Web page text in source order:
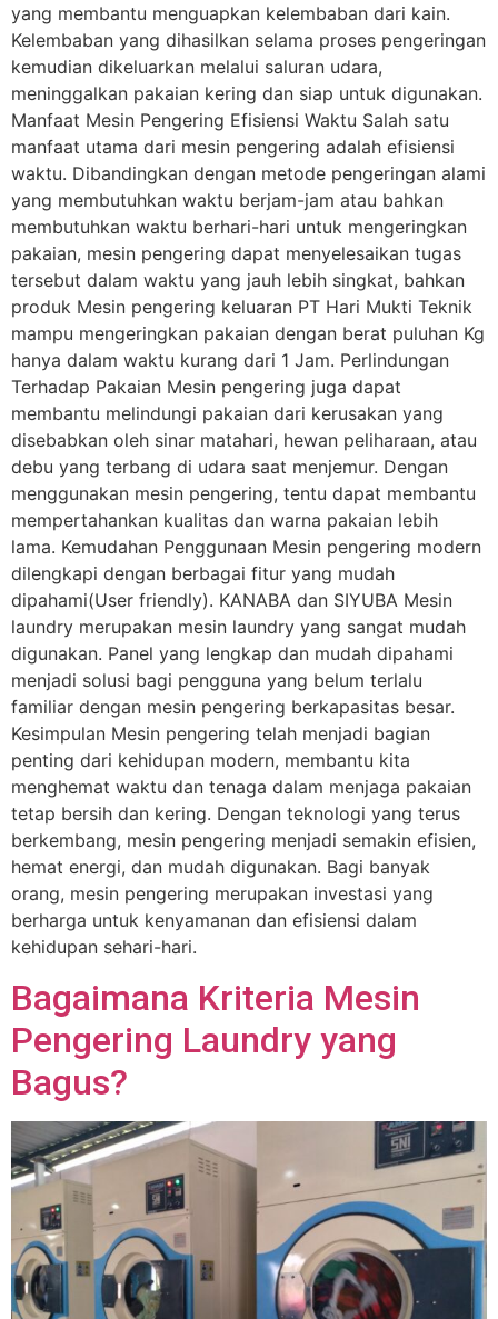
yang membantu menguapkan kelembaban dari kain.
Kelembaban yang dihasilkan selama proses pengeringan
kemudian dikeluarkan melalui saluran udara,
meninggalkan pakaian kering dan siap untuk digunakan.
Manfaat Mesin Pengering Efisiensi Waktu Salah satu
manfaat utama dari mesin pengering adalah efisiensi
waktu. Dibandingkan dengan metode pengeringan alami
yang membutuhkan waktu berjam-jam atau bahkan
membutuhkan waktu berhari-hari untuk mengeringkan
pakaian, mesin pengering dapat menyelesaikan tugas
tersebut dalam waktu yang jauh lebih singkat, bahkan
produk Mesin pengering keluaran PT Hari Mukti Teknik
mampu mengeringkan pakaian dengan berat puluhan Kg
hanya dalam waktu kurang dari 1 Jam. Perlindungan
Terhadap Pakaian Mesin pengering juga dapat
membantu melindungi pakaian dari kerusakan yang
disebabkan oleh sinar matahari, hewan peliharaan, atau
debu yang terbang di udara saat menjemur. Dengan
menggunakan mesin pengering, tentu dapat membantu
mempertahankan kualitas dan warna pakaian lebih
lama. Kemudahan Penggunaan Mesin pengering modern
dilengkapi dengan berbagai fitur yang mudah
dipahami(User friendly). KANABA dan SIYUBA Mesin
laundry merupakan mesin laundry yang sangat mudah
digunakan. Panel yang lengkap dan mudah dipahami
menjadi solusi bagi pengguna yang belum terlalu
familiar dengan mesin pengering berkapasitas besar.
Kesimpulan Mesin pengering telah menjadi bagian
penting dari kehidupan modern, membantu kita
menghemat waktu dan tenaga dalam menjaga pakaian
tetap bersih dan kering. Dengan teknologi yang terus
berkembang, mesin pengering menjadi semakin efisien,
hemat energi, dan mudah digunakan. Bagi banyak
orang, mesin pengering merupakan investasi yang
berharga untuk kenyamanan dan efisiensi dalam
kehidupan sehari-hari.
Bagaimana Kriteria Mesin
Pengering Laundry yang
Bagus?